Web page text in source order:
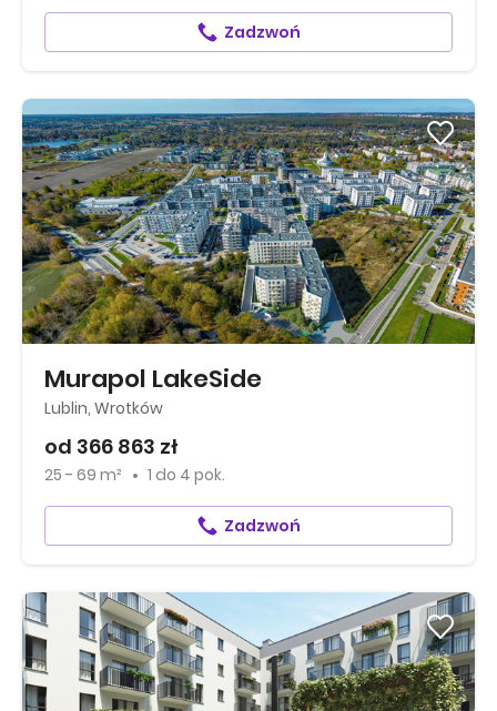
Zadzwoń
Murapol LakeSide
Lublin, Wrotków
od 366 863 zł
25 - 69 m² 1 do 4 pok.
Zadzwoń